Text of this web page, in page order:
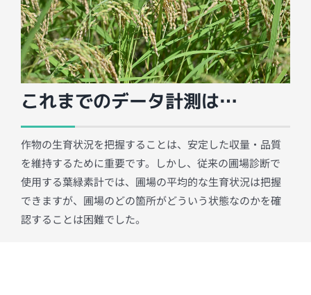
これまでのデータ計測は…
作物の生育状況を把握することは、安定した収量・品質
を維持するために重要です。しかし、従来の圃場診断で
使用する葉緑素計では、圃場の平均的な生育状況は把握
できますが、圃場のどの箇所がどういう状態なのかを確
認することは困難でした。